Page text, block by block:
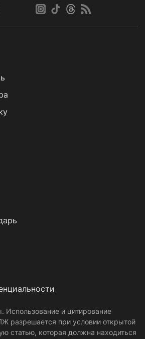
Использование и цитирование
разрешается при условии открытой
статью, которая должна находиться